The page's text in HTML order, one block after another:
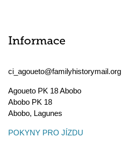
Informace
ci_agoueto@familyhistorymail.org
Agoueto PK 18 Abobo
Abobo PK 18
Abobo, Lagunes
POKYNY PRO JÍZDU